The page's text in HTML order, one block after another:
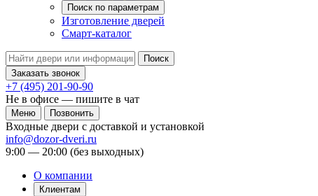
Поиск по параметрам
Изготовление дверей
Смарт-каталог
Поиск
Заказать звонок
+7 (495) 201-90-90
Не в офисе — пишите в чат
Меню Позвонить
Входные двери с доставкой и установкой
info@dozor-dveri.ru
9:00 — 20:00 (без выходных)
О компании
Клиентам